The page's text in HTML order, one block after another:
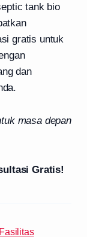
tank bio
gratis untuk
dan
masa depan
Gratis!